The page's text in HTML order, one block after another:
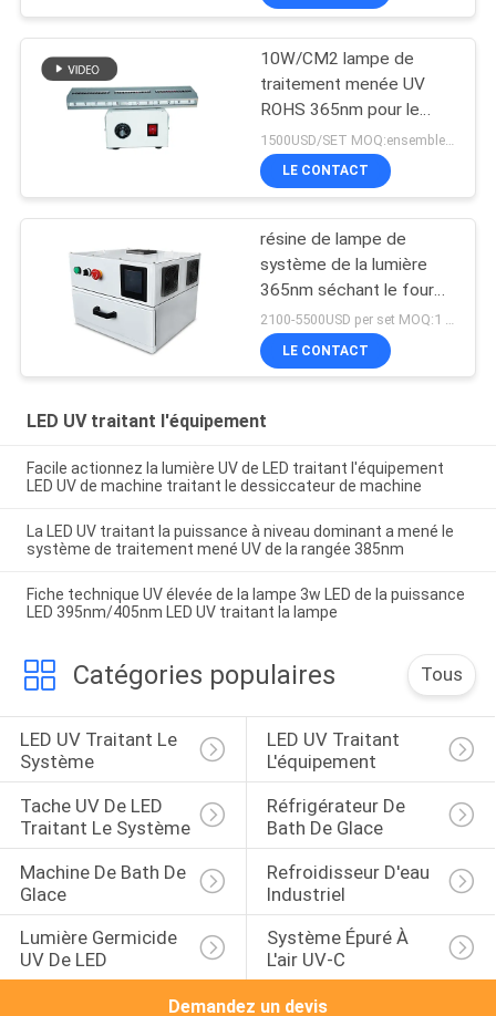
10W/CM2 lampe de
traitement menée UV
ROHS 365nm pour le
revêtement de résine
LE CONTACT
résine de lampe de
système de la lumière
365nm séchant le four
de traitement mené UV
de la boîte 405nm
2100-5500USD per set MOQ:1 ensemble
LE CONTACT
LED UV traitant l'équipement
Facile actionnez la lumière UV de LED traitant l'équipement
LED UV de machine traitant le dessiccateur de machine
La LED UV traitant la puissance à niveau dominant a mené le
système de traitement mené UV de la rangée 385nm
Fiche technique UV élevée de la lampe 3w LED de la puissance
LED 395nm/405nm LED UV traitant la lampe
Catégories populaires Tous
LED UV Traitant Le
Système
LED UV Traitant
L'équipement
Tache UV De LED
Traitant Le Système
Réfrigérateur De
Bath De Glace
Machine De Bath De
Glace
Refroidisseur D'eau
Industriel
Lumière Germicide
UV De LED
Système Épuré À
L'air UV-C
Demandez un devis